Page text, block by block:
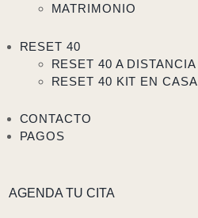
MATRIMONIO
RESET 40
RESET 40 A DISTANCIA
RESET 40 KIT EN CASA
CONTACTO
PAGOS
AGENDA TU CITA